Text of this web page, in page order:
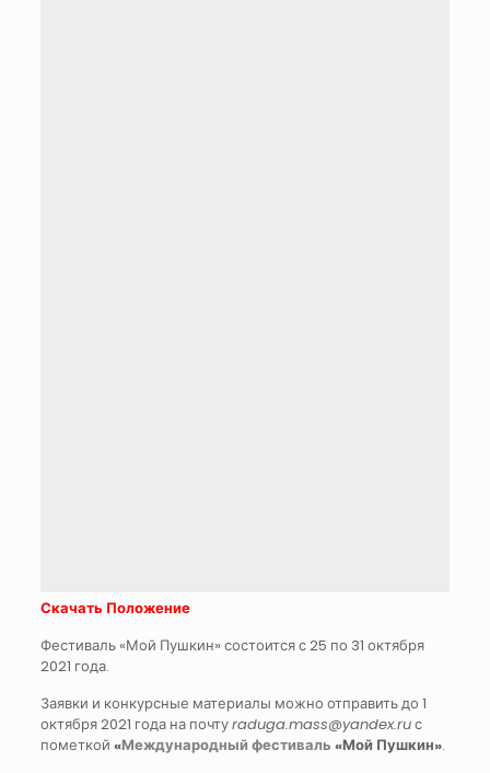
Скачать Положение
Фестиваль «Мой Пушкин» состоится с 25 по 31 октября
2021 года.
Заявки и конкурсные материалы можно отправить до 1
октября 2021 года на почтуraduga.mass@yandex.ruс
пометкой «Международный фестиваль «Мой Пушкин».